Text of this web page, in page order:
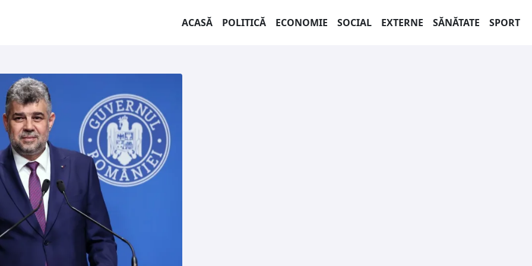
ACASĂ
POLITICĂ ECONOMIE SOCIAL EXTERNE SĂNĂTATE SPORT